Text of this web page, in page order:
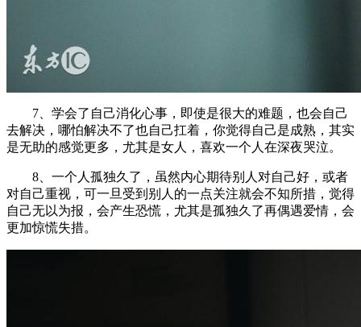
7、学会了自己消化心事，即使是很大的难题，也会自己
去解决，哪怕解决不了也自己扛着，你觉得自己是成熟，其实
是无助的感觉更多，尤其是女人，喜欢一个人在深夜哭泣。
8、一个人孤独久了，虽然内心期待别人对自己好，或者
对自己重视，可一旦受到别人的一点关注就会不知所措，觉得
自己无以为报，会产生恐慌，尤其是孤独久了再偶遇爱情，会
更加惊慌失措。